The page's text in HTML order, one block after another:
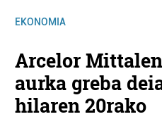
EKONOMIA
Arcelor
aurka greba
hilaren 20rako